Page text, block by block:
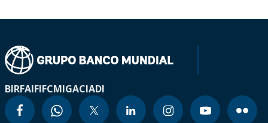
BIRFAIFIFCMIGACIADI